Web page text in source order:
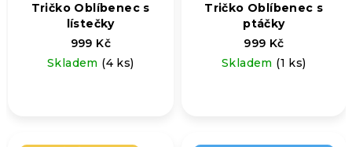
Tričko Oblíbenec s
lístečky
999 Kč
Skladem (4 ks)
Tričko Oblíbenec s
ptáčky
999 Kč
Skladem (1 ks)